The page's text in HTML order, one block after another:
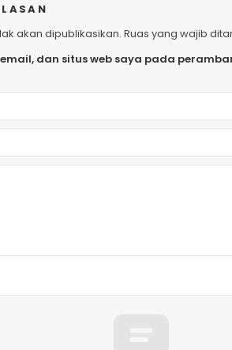
akan dipublikasikan. Ruas yang wajib
dan situs web saya pada